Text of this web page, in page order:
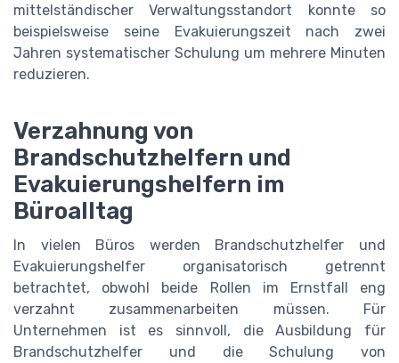
mittelständischer Verwaltungsstandort konnte so
beispielsweise seine Evakuierungszeit nach zwei
Jahren systematischer Schulung um mehrere Minuten
reduzieren.
Verzahnung von
Brandschutzhelfern und
Evakuierungshelfern im
Büroalltag
In vielen Büros werden Brandschutzhelfer und
Evakuierungshelfer organisatorisch getrennt
betrachtet, obwohl beide Rollen im Ernstfall eng
verzahnt zusammenarbeiten müssen. Für
Unternehmen ist es sinnvoll, die Ausbildung für
Brandschutzhelfer und die Schulung von